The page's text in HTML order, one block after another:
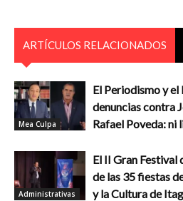
ARTÍCULOS RELACIONADOS
Mea Culpa
El Periodismo y
denuncias contra
Rafael Poveda: ni
Administrativas
El II Gran Festival
de las 35 fiestas
y la Cultura de